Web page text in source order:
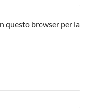
questo browser per la